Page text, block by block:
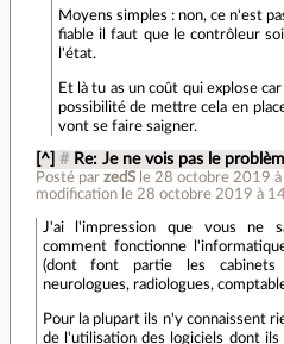
Moyens simples : non, ce n'est
fiable il faut que le contrôleur
l'état.
Et là tu as un coût qui explose
possibilité de mettre cela en
vont se faire saigner.
[^] # Re: Je ne vois pas le
Posté par zedS le 28 octobre 2019 à
modification le 28 octobre 2019 à
J'ai l'impression que vous ne
comment fonctionne
(dont font partie les cabinets
neurologues, radiologues,
Pour la plupart ils n'y connaissent
de l'utilisation des logiciels dont